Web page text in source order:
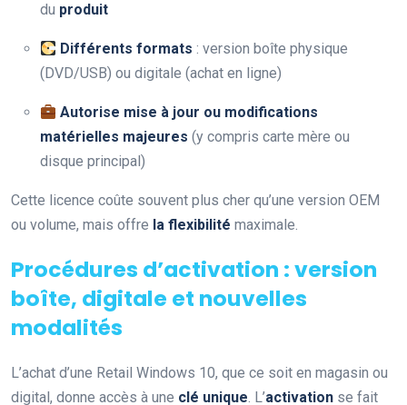
du produit
Différents formats : version boîte physique
(DVD/USB) ou digitale (achat en ligne)
Autorise mise à jour ou modifications
matérielles majeures (y compris carte mère ou
disque principal)
Cette licence coûte souvent plus cher qu’une version OEM
ou volume, mais offre la flexibilité maximale.
Procédures d’activation : version
boîte, digitale et nouvelles
modalités
L’achat d’une Retail Windows 10, que ce soit en magasin ou
digital, donne accès à une clé unique. L’activation se fait